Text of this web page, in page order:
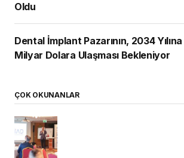
Oldu
Dental İmplant Pazarının, 2034
Milyar Dolara Ulaşması Bekleniyor
ÇOK OKUNANLAR